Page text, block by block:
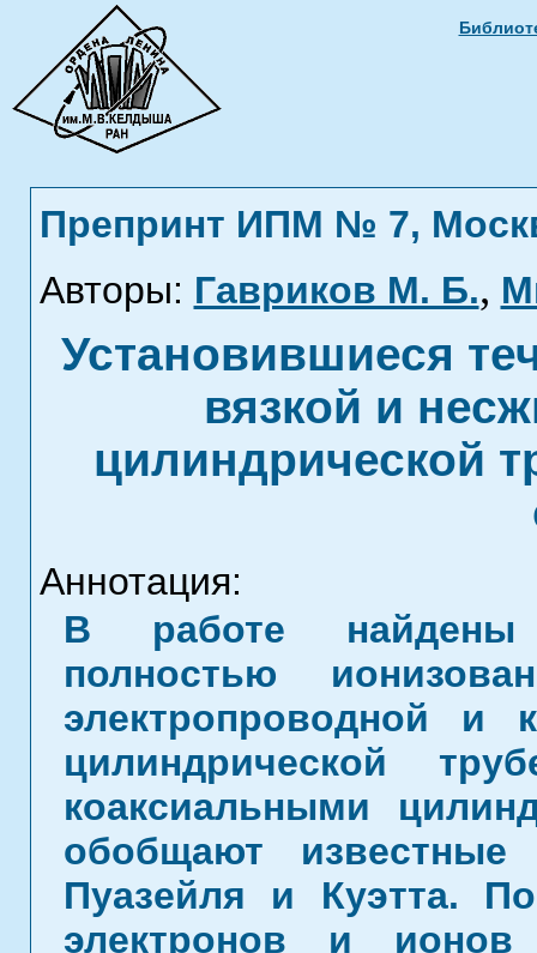
Препринт ИПМ № 7,
Авторы: Гавриков М. Б.,
Установившиеся
вязкой и
цилиндрической
Аннотация:
В работе найдены
полностью
электропроводной и
цилиндрической
коаксиальными
обобщают известные
Пуазейля и Куэтта.
электронов и